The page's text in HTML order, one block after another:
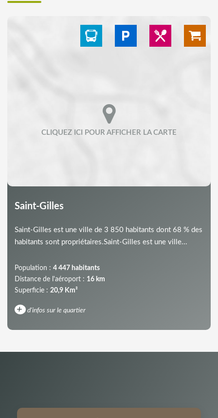
Saint-Gilles
Saint-Gilles est une ville de 3 850 habitants dont 68 % des
habitants sont propriétaires.Saint-Gilles est une ville...
Population : 4 447 habitants
Distance de l'aéroport : 16 km
Superficie : 20,9 Km²
+ d'infos sur le quartier